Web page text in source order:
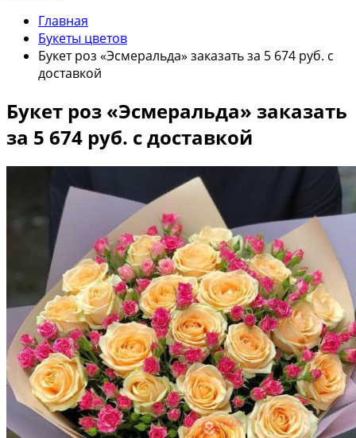
Главная
Букеты цветов
Букет роз «Эсмеральда» заказать за 5 674 руб. с
доставкой
Букет роз «Эсмеральда» заказать
за 5 674 руб. с доставкой